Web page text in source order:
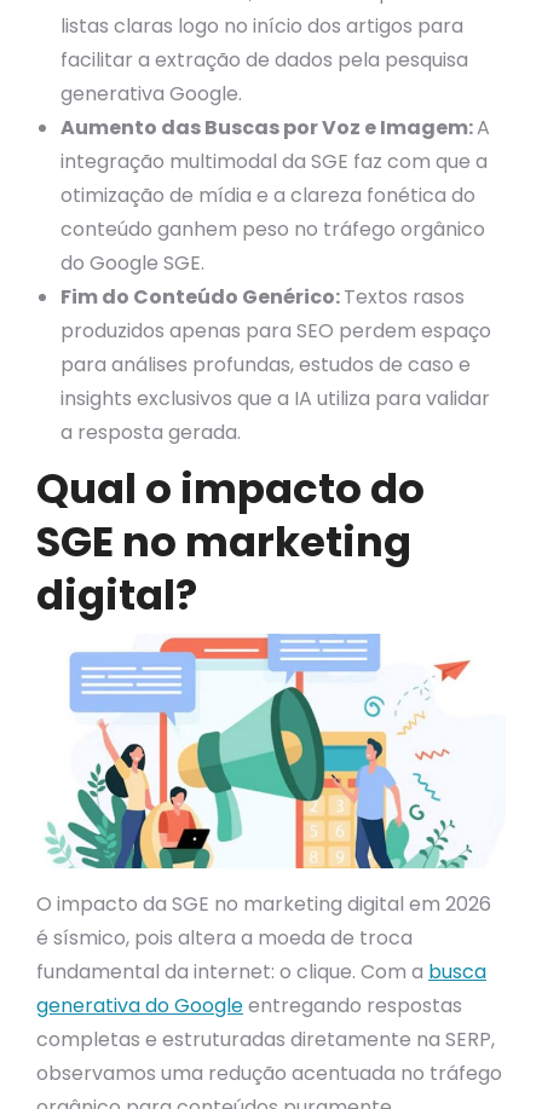
listas claras logo no início dos artigos para
facilitar a extração de dados pela pesquisa
generativa Google.
Aumento das Buscas por Voz e Imagem:A
integração multimodal da SGE faz com que a
otimização de mídia e a clareza fonética do
conteúdo ganhem peso no tráfego orgânico
do Google SGE.
Fim do Conteúdo Genérico:Textos rasos
produzidos apenas para SEO perdem espaço
para análises profundas, estudos de caso e
insights exclusivos que a IA utiliza para validar
a resposta gerada.
Qual o impacto do
SGE no marketing
digital?
O impacto da SGE no marketing digital em 2026
é sísmico, pois altera a moeda de troca
fundamental da internet: o clique. Com a busca
generativa do Googleentregando respostas
completas e estruturadas diretamente na SERP,
observamos uma redução acentuada no tráfego